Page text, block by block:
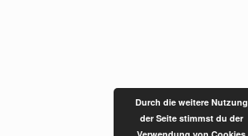
Durch die weitere Nutzung
der Seite stimmst du der